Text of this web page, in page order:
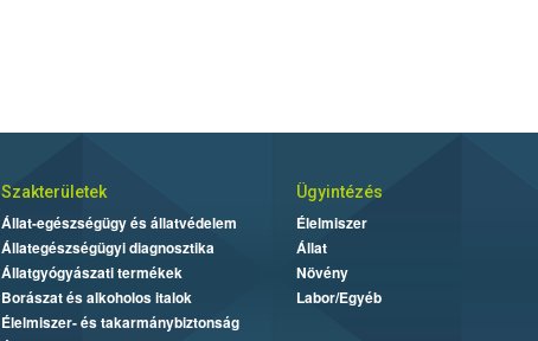
Szakterületek
Állat-egészségügy és állatvédelem
Állategészségügyi diagnosztika
Állatgyógyászati termékek
Borászat és alkoholos italok
Élelmiszer- és takarmánybiztonság
Ügyintézés
Élelmiszer
Állat
Növény
Labor/Egyéb